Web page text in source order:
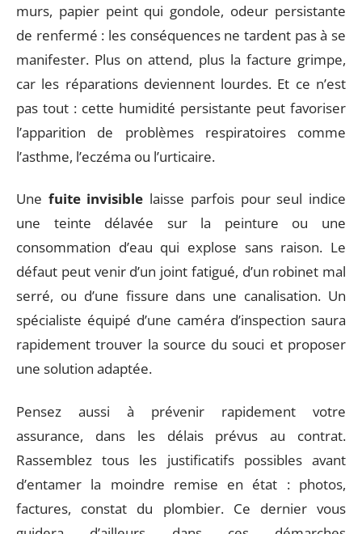
murs, papier peint qui gondole, odeur persistante
de renfermé : les conséquences ne tardent pas à se
manifester. Plus on attend, plus la facture grimpe,
car les réparations deviennent lourdes. Et ce n’est
pas tout : cette humidité persistante peut favoriser
l’apparition de problèmes respiratoires comme
l’asthme, l’eczéma ou l’urticaire.
Une fuite invisible laisse parfois pour seul indice
une teinte délavée sur la peinture ou une
consommation d’eau qui explose sans raison. Le
défaut peut venir d’un joint fatigué, d’un robinet mal
serré, ou d’une fissure dans une canalisation. Un
spécialiste équipé d’une caméra d’inspection saura
rapidement trouver la source du souci et proposer
une solution adaptée.
Pensez aussi à prévenir rapidement votre
assurance, dans les délais prévus au contrat.
Rassemblez tous les justificatifs possibles avant
d’entamer la moindre remise en état : photos,
factures, constat du plombier. Ce dernier vous